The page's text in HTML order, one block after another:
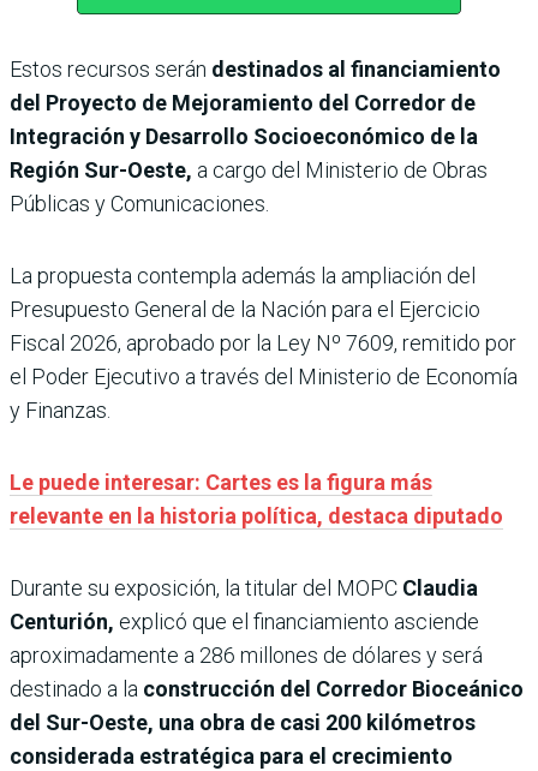
Estos recursos serán destinados al financiamiento
del Proyecto de Mejoramiento del Corredor de
Integración y Desarrollo Socioeconómico de la
Región Sur-Oeste, a cargo del Ministerio de Obras
Públicas y Comunicaciones.
La propuesta contempla además la ampliación del
Presupuesto General de la Nación para el Ejercicio
Fiscal 2026, aprobado por la Ley Nº 7609, remitido por
el Poder Ejecutivo a través del Ministerio de Economía
y Finanzas.
Le puede interesar: Cartes es la figura más
relevante en la historia política, destaca diputado
Durante su exposición, la titular del MOPC Claudia
Centurión, explicó que el financiamiento asciende
aproximadamente a 286 millones de dólares y será
destinado a la construcción del Corredor Bioceánico
del Sur-Oeste, una obra de casi 200 kilómetros
considerada estratégica para el crecimiento